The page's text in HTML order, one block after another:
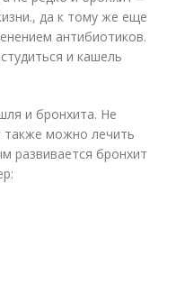
да к тому же еще
антибиотиков.
и кашель
и бронхита. Не
также можно лечить
развивается бронхит